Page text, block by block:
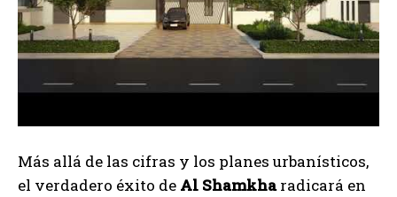
Más allá de las cifras y los planes urbanísticos,
el verdadero éxito de Al Shamkharadicará en